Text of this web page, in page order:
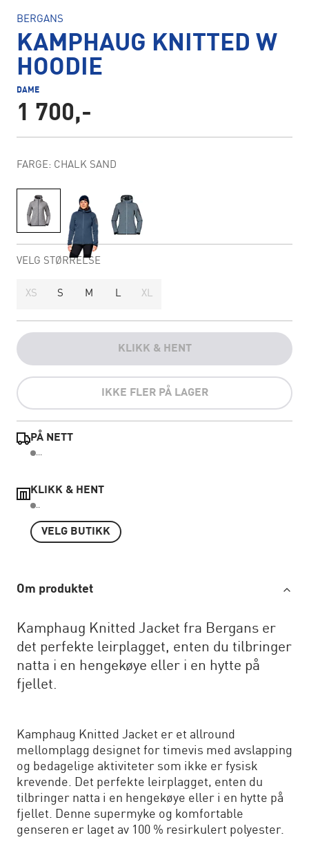
BERGANS
KAMPHAUG KNITTED W
HOODIE
DAME
1 700,-
FARGE: CHALK SAND
VELG STØRRELSE
XS S M L XL
KLIKK & HENT
IKKE FLER PÅ LAGER
PÅ NETT
...
KLIKK & HENT
..
VELG BUTIKK
Om produktet
Kamphaug Knitted Jacket fra Bergans er
det perfekte leirplagget, enten du tilbringer
natta i en hengekøye eller i en hytte på
fjellet.
Kamphaug Knitted Jacket er et allround
mellomplagg designet for timevis med avslapping
og bedagelige aktiviteter som ikke er fysisk
krevende. Det perfekte leirplagget, enten du
tilbringer natta i en hengekøye eller i en hytte på
fjellet. Denne supermyke og komfortable
genseren er laget av 100 % resirkulert polyester.